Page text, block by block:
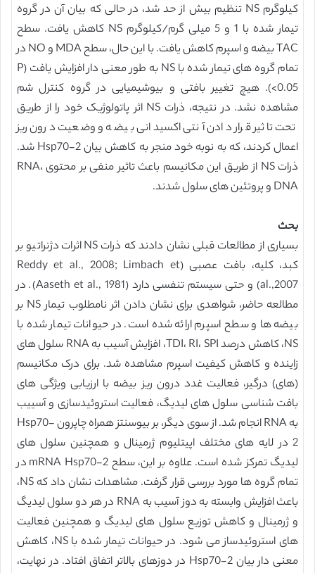
کیلوگرم NS تنظیم بیش از حد شد، در حالی که بیان آن در گروه
تیمار شده با 1 و 5 میلی گرم/کیلوگرم NS کاهش یافت. سطح
TAC بیضه و اسپرم کاهش یافت. با این حال، سطح MDA و NO در
تمام گروه های تیمار شده با NS به طور معنی دار افزایش یافت (P
<0.05). هیچ تغییر بافتی و بیوشیمیایی در گروه کنترل شم
مشاهده نشد. در نتیجه، ذرات NS اثر پاتولوژیک خود را از طریق
تحت تاثیر قرار دادن آنتی اکسیدانی بیضه و وضعیت درون ریز
اعمال کردند، که به نوبه خود منجر به کاهش بیان Hsp70-2 شد.
ذرات NS از طریق این مکانیسم باعث تاثیر منفی بر محتوی RNA،
DNA و پروتئین های سلول شدند.
بحث
بسیاری از مطالعات قبلی نشان دادند که ذرات NS اثرات دژنراتیو بر
کبد، کلیه، بافت عصبی (Reddy et al., 2008; Limbach et
al.,2007) و حتی سیستم تنفسی دارد (Aaseth et al., 1981). در
مطالعه حاضر، شواهدی برای نشان دادن اثر نامطلوب تیمار NS بر
بیضه ها و سطح اسپرم ارائه شده است. در حیوانات تیمار شده با
NS، کاهش درصد TDI، RI، SPI، افزایش آسیب به RNA سلول های
زاینده و کاهش کیفیت اسپرم مشاهده شد. برای درک مکانیسم
(های) درگیر، فعالیت غدد درون ریز بیضه با ارزیابی ویژگی های
بافت شناسی سلول های لیدیگ، فعالیت استروئیدسازی و آسییب
به RNA انجام شد. از سوی دیگر، بر بیوسنتز همراه چاپرون Hsp70-
2 در لایه های مختلف اپیتلیوم ژرمینال و همچنین سلول های
لیدیگ تمرکز شده است. علاوه بر این، سطح mRNA Hsp70-2 در
تمام گروه ها مورد بررسی قرار گرفت. مشاهدات نشان داد که NS،
باعث افزایش وابسته به دوز آسیب به RNA در هر دو سلول لیدیگ
و ژرمینال و کاهش توزیع سلول های لیدیگ و همچنین فعالیت
های استروئیدساز می شود. در حیوانات تیمار شده با NS، کاهش
معنی دار بیان Hsp70-2 در دوزهای بالاتر اتفاق افتاد. در نهایت،